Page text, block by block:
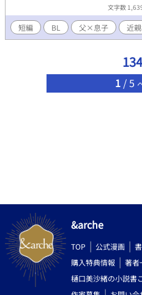
文字数
短編 BL 父×息子 近
134
1 / 5
&arche
TOP 公式漫画
購入特典情報
著者
樋口美沙緒の小説書